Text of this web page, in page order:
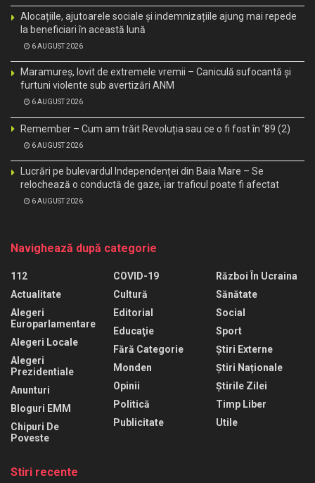
Alocațiile, ajutoarele sociale și indemnizațiile ajung mai repede
la beneficiari în această lună
6 AUGUST 2026
Maramureș, lovit de extremele vremii – Caniculă sufocantă și
furtuni violente sub avertizări ANM
6 AUGUST 2026
Remember – Cum am trăit Revoluția sau ce o fi fost în ’89 (2)
6 AUGUST 2026
Lucrări pe bulevardul Independenței din Baia Mare – Se
relochează o conductă de gaze, iar traficul poate fi afectat
6 AUGUST 2026
Navighează după categorie
112
Actualitate
Alegeri
Europarlamentare
Alegeri Locale
Alegeri
Prezidentiale
Anunturi
Bloguri EMM
Chipuri De
Poveste
COVID-19
Cultură
Editorial
Educaţie
Fără Categorie
Monden
Opinii
Politică
Publicitate
Război În Ucraina
Sănătate
Social
Sport
Știri Externe
Știri Naționale
Știrile Zilei
Timp Liber
Utile
Stiri recente